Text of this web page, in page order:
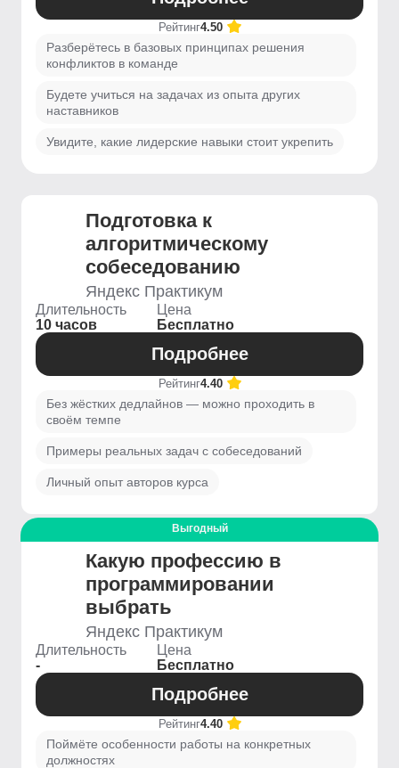
Рейтинг4.50
Разберётесь в базовых принципах решения
конфликтов в команде
Будете учиться на задачах из опыта других
наставников
Увидите, какие лидерские навыки стоит укрепить
Подготовка к
алгоритмическому
собеседованию
Яндекс Практикум
Длительность
10 часов
Цена
Бесплатно
Подробнее
Рейтинг4.40
Без жёстких дедлайнов — можно проходить в
своём темпе
Примеры реальных задач с собеседований
Личный опыт авторов курса
Выгодный
Какую профессию в
программировании
выбрать
Яндекс Практикум
Длительность
-
Цена
Бесплатно
Подробнее
Рейтинг4.40
Поймёте особенности работы на конкретных
должностях